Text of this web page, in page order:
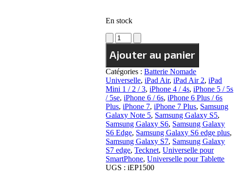
En stock
quantité
de
Power
Bank
Rapide
TECKNET
16750
mAh
–
2
sorties
Ajouter au panier
Catégories :Batterie Nomade
Universelle,iPad Air,iPad Air 2,iPad
Mini 1 / 2 / 3,iPhone 4 / 4s,iPhone 5 / 5s
/ 5se,iPhone 6 / 6s,iPhone 6 Plus / 6s
Plus,iPhone 7,iPhone 7 Plus, Samsung
Galaxy Note 5, Samsung Galaxy S5,
Samsung Galaxy S6, Samsung Galaxy
S6 Edge, Samsung Galaxy S6 edge plus,
Samsung Galaxy S7, Samsung Galaxy
S7 edge,Tecknet,Universelle pour
SmartPhone,Universelle pour Tablette
UGS :iEP1500